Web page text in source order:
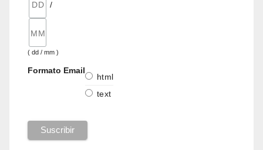
/
( dd / mm )
Formato Email
html
text